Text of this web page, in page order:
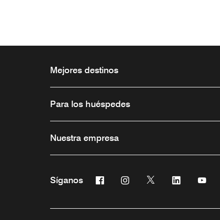
Mejores destinos
Para los huéspedes
Nuestra empresa
Síganos Facebook
Abre una ventana nueva
Instagram
Abre una ventana nueva
Twitter
Abre una ventana
Linkedin
Abre unaAbre